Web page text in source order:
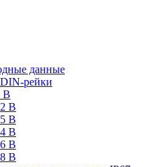
данные
рейки
В
В
В
В
В
В